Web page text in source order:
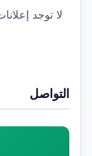
لا توجد
التواصل